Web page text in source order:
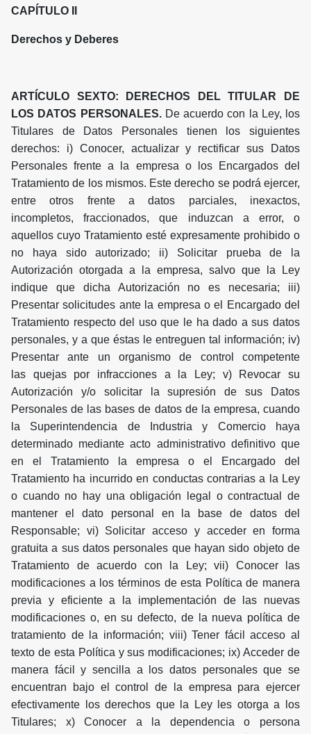
CAPÍTULO II
Derechos y Deberes
ARTÍCULO SEXTO: DERECHOS DEL TITULAR DE
LOS DATOS PERSONALES.De acuerdo con la Ley, los
Titulares de Datos Personales tienen los siguientes
derechos: i) Conocer, actualizar y rectificar sus Datos
Personales frente a la empresa o los Encargados del
Tratamiento de los mismos. Este derecho se podrá ejercer,
entre otros frente a datos parciales, inexactos,
incompletos, fraccionados, que induzcan a error, o
aquellos cuyo Tratamiento esté expresamente prohibido o
no haya sido autorizado; ii) Solicitar prueba de la
Autorización otorgada a la empresa, salvo que la Ley
indique que dicha Autorización no es necesaria; iii)
Presentar solicitudes ante la empresa o el Encargado del
Tratamiento respecto del uso que le ha dado a sus datos
personales, y a que éstas le entreguen tal información; iv)
Presentar ante un organismo de control competente
las quejas por infracciones a la Ley; v) Revocar su
Autorización y/o solicitar la supresión de sus Datos
Personales de las bases de datos de la empresa, cuando
la Superintendencia de Industria y Comercio haya
determinado mediante acto administrativo definitivo que
en el Tratamiento la empresa o el Encargado del
Tratamiento ha incurrido en conductas contrarias a la Ley
o cuando no hay una obligación legal o contractual de
mantener el dato personal en la base de datos del
Responsable; vi) Solicitar acceso y acceder en forma
gratuita a sus datos personales que hayan sido objeto de
Tratamiento de acuerdo con la Ley; vii) Conocer las
modificaciones a los términos de esta Política de manera
previa y eficiente a la implementación de las nuevas
modificaciones o, en su defecto, de la nueva política de
tratamiento de la información; viii) Tener fácil acceso al
texto de esta Política y sus modificaciones; ix) Acceder de
manera fácil y sencilla a los datos personales que se
encuentran bajo el control de la empresa para ejercer
efectivamente los derechos que la Ley les otorga a los
Titulares; x) Conocer a la dependencia o persona